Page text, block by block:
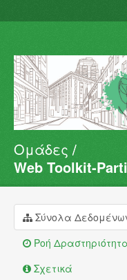
Σύνολα Δεδομένων
Φορείς
Σχετικά
Ομάδες
Web Toolkit-
Σύνολα
Ροή
Σχετικά